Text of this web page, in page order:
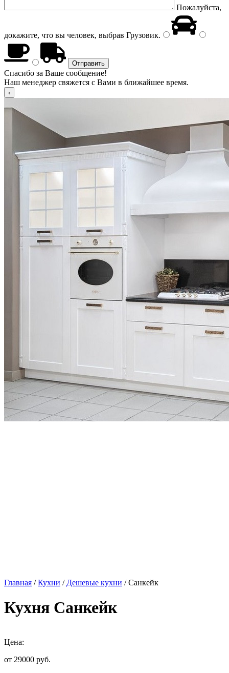
Пожалуйста,
докажите, что вы человек, выбрав Грузовик.
Спасибо за Ваше сообщение!
Наш менеджер свяжется с Вами в ближайшее время.
Главная /Кухни / Дешевые кухни / Санкейк
Кухня Санкейк
Цена:
от 29000 руб.